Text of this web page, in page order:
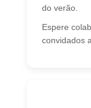
do verão.
Espere
convidados